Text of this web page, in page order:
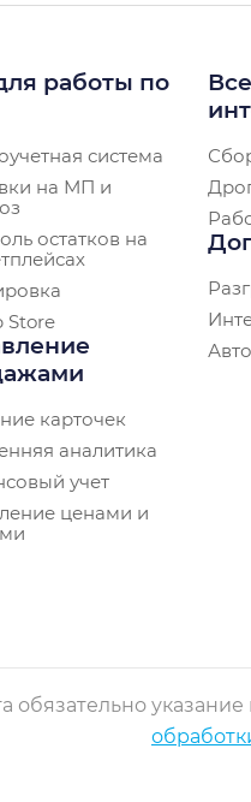
работы по
система
на МП и
остатков на
Store
карточек
аналитика
учет
ценами и
обязательно